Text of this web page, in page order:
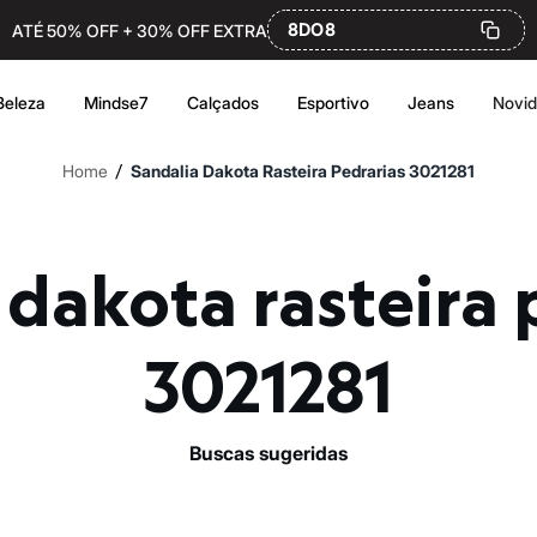
ATÉ 50% OFF + 30% OFF EXTRA 8DO8
Mindse7 Calçados Esportivo Jeans
Home / Sandalia Dakota Rasteira Pedrarias 3021281
3021281
buscas sugeridas